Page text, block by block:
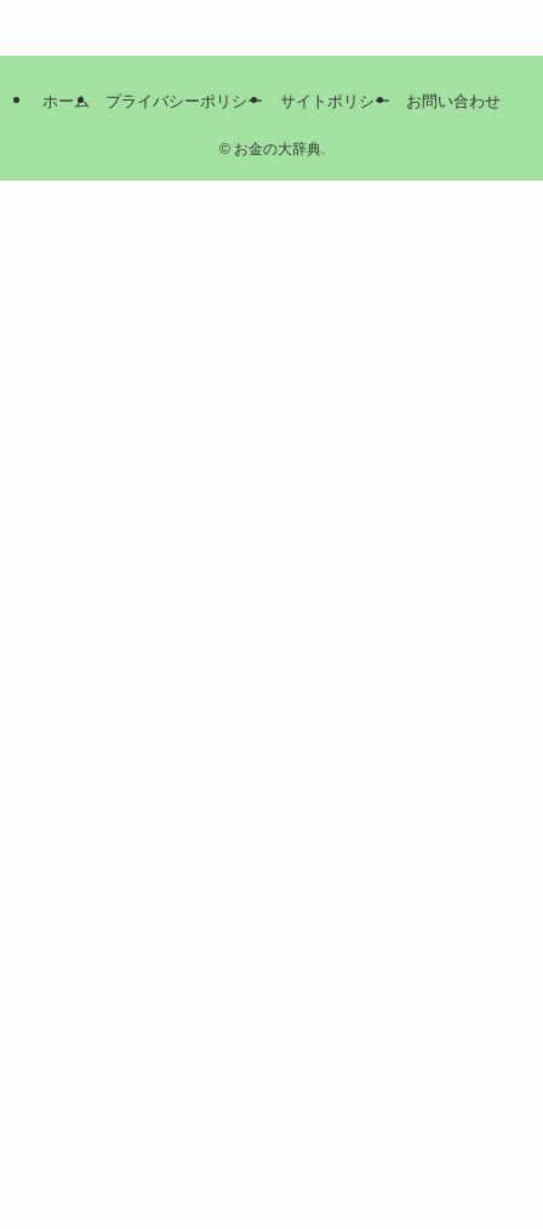
ホーム プライバシーポリシー サイトポリシー お問い合わせ
©お金の大辞典.